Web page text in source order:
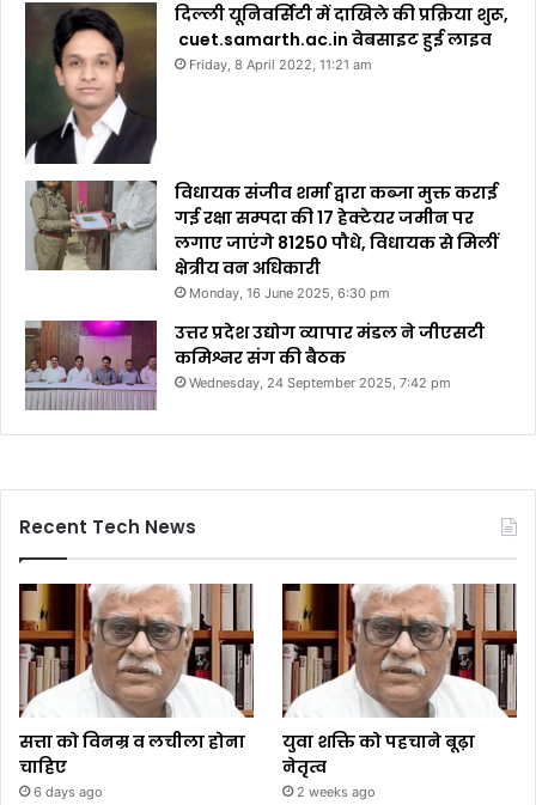
दिल्ली यूनिवर्सिटी में दाखिले की प्रक्रिया शुरू,
cuet.samarth.ac.in वेबसाइट हुई लाइव
Friday, 8 April 2022, 11:21 am
विधायक संजीव शर्मा द्वारा कब्जा मुक्त कराई
गई रक्षा सम्पदा की 17 हेक्टेयर जमीन पर
लगाए जाएंगे 81250 पौधे, विधायक से मिलीं
क्षेत्रीय वन अधिकारी
Monday, 16 June 2025, 6:30 pm
उत्तर प्रदेश उद्योग व्यापार मंडल ने जीएसटी
कमिश्नर संग की बैठक
Wednesday, 24 September 2025, 7:42 pm
Recent Tech News
सत्ता को विनम्र व लचीला होना
चाहिए
6 days ago
युवा शक्ति को पहचाने बूढ़ा
नेतृत्व
2 weeks ago